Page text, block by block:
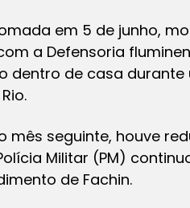
em 5 de junho,
a Defensoria
dentro de casa
mês seguinte, houve
Militar (PM)
de Fachin.